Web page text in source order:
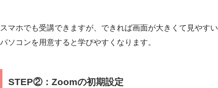
スマホでも受講できますが、できれば画面が大きくて見やすい
パソコンを用意すると学びやすくなります。
STEP②：Zoomの初期設定